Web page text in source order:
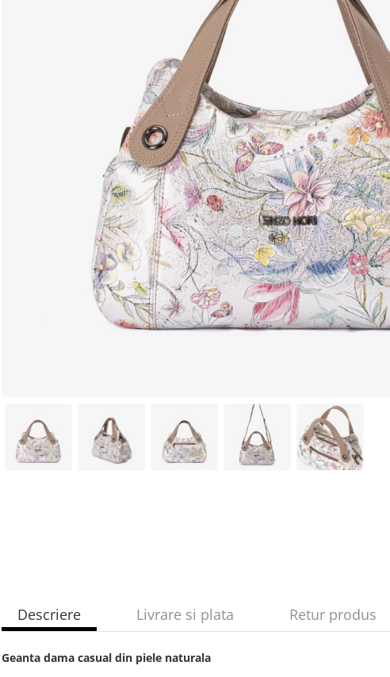
Descriere Livrare si plata Retur produs
Geanta dama casual din piele naturala